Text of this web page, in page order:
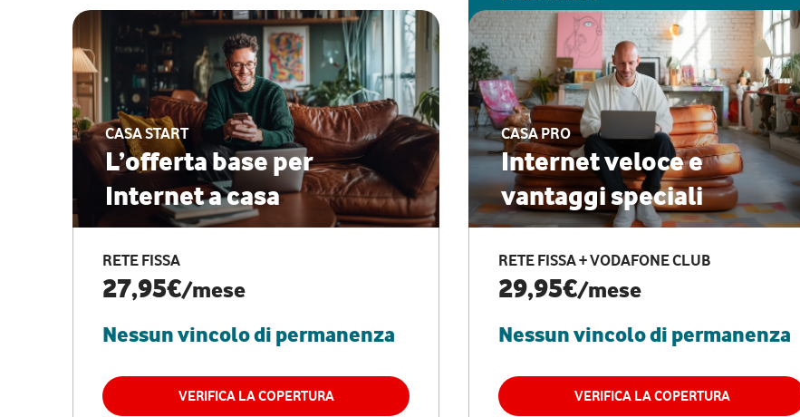
CASA START
L’offerta base per
Internet a casa
RETE FISSA
27,95€/mese
Nessun vincolo di permanenza
VERIFICA LA COPERTURA
CASA PRO
Internet veloce e
vantaggi speciali
RETE FISSA + VODAFONE CLUB
29,95€/mese
Nessun vincolo di permanenza
VERIFICA LA COPERTURA